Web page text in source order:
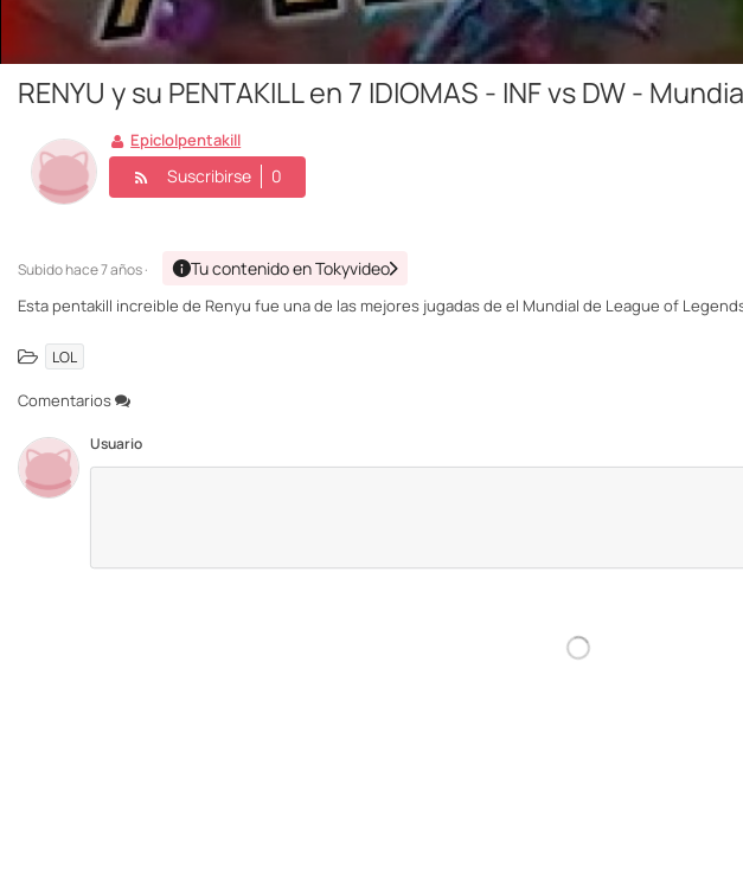
RENYU y su PENTAKILL en 7 IDIOMAS - INF vs DW -
Epiclolpentakill
Suscribirse 0
Subidohace 7 años · Tu contenido en Tokyvideo
Esta pentakill increible de Renyu fue una de las mejores jugadas de el Mundial de League of
LOL
Comentarios
Usuario